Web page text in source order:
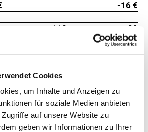
Cookies
um Inhalte und Anzeigen zu
für soziale Medien anbieten
auf unsere Website zu
geben wir Informationen zu Ihrer
-16 €
118
+29
+24
der bekannte WBB-Bulle Virgile. Idefix hat
Die Kälber starten mit geringem
beste Vitalität und wachsen in kurzer Zeit,
überdurchschnittliche Preise erzielen.